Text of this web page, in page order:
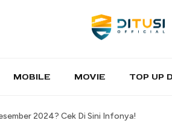
MOBILE MOVIE TOP UP
2024? Cek Di Sini Infonya!